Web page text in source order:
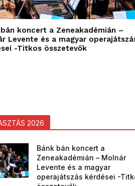
koncert a Zeneakadémián –
Levente és a magyar
-Titkos összetevők
2026
Bánk bán koncert a
Zeneakadémián – Molnár
Levente és a magyar
operajátszás kérdései -